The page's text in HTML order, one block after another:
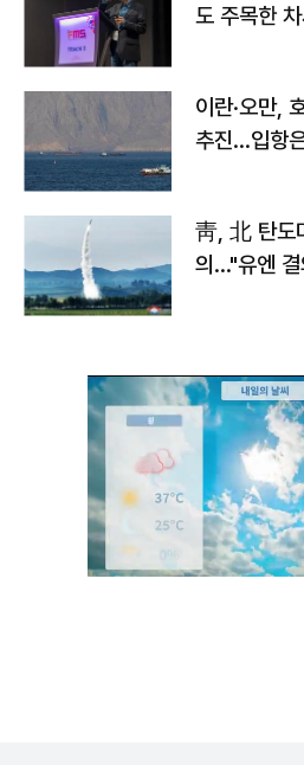
도 주목한
이란·오만,
추진…입항
靑, 北 탄도
의…"유엔 결